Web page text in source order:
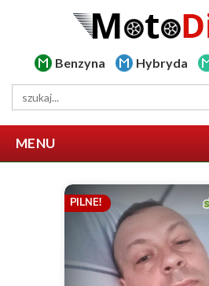
Benzyna Hybryda
MENU